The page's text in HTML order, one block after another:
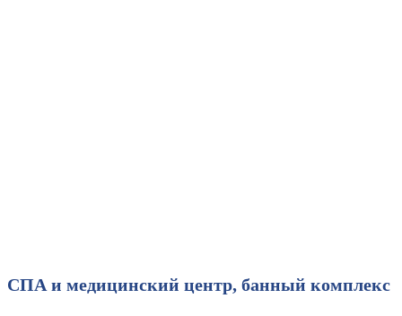
СПА и медицинский центр, банный комплекс